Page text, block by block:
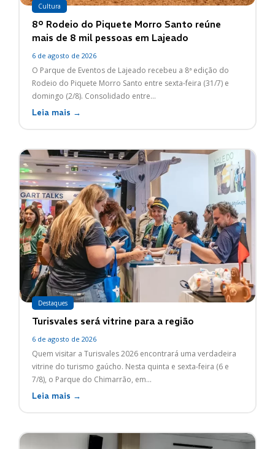
Cultura
8º Rodeio do Piquete Morro Santo reúne
mais de 8 mil pessoas em Lajeado
6 de agosto de 2026
O Parque de Eventos de Lajeado recebeu a 8ª edição do
Rodeio do Piquete Morro Santo entre sexta-feira (31/7) e
domingo (2/8). Consolidado entre...
Leia mais →
Destaques
Turisvales será vitrine para a região
6 de agosto de 2026
Quem visitar a Turisvales 2026 encontrará uma verdadeira
vitrine do turismo gaúcho. Nesta quinta e sexta-feira (6 e
7/8), o Parque do Chimarrão, em...
Leia mais →